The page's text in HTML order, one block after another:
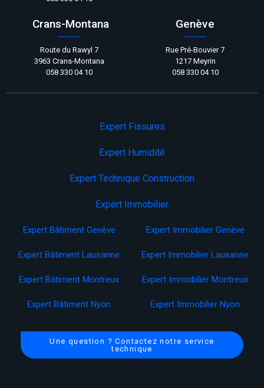
Crans-Montana
Route du Rawyl 7
3963 Crans-Montana
058 330 04 10
Genève
Rue Pré-Bouvier 7
1217 Meyrin
058 330 04 10
Expert Fissures
Expert Humidité
Expert Technique Construction
Expert Immobilier
Expert Bâtiment Genève
Expert Bâtiment Lausanne
Expert Bâtiment Montreux
Expert Bâtiment Nyon
Expert Immobilier Genève
Expert Immobilier Lausanne
Expert Immobilier Montreux
Expert Immobilier Nyon
Une question ? Contactez notre service
technique